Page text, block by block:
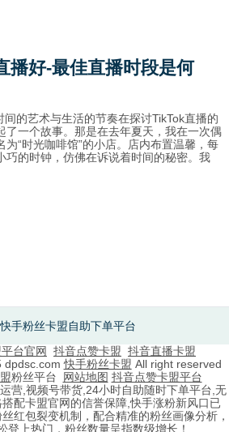
播好-最佳直播时段是何
的艺术与生活的节奏在探讨TikTok直播的
了一个故事。那是在去年夏天，我在一次偶
“时光咖啡馆”的小店。店内布置温馨，每
巧的时钟，仿佛在诉说着时间的秘密。我
手粉丝卡盟自助下单平台
台官网 抖音点赞卡盟 抖音直播卡盟
dpdsc.com快手粉丝卡盟 All right reserved
粉丝平台 网站地图 抖音点赞卡盟平台
营,视频号带货,24小时自助随时下单平台,无
配卡盟官网的信誉保障,快手涨粉新风口已
红包裂变机制，配合精准的粉丝画像分析，
登上热门，粉丝数量呈指数级增长！